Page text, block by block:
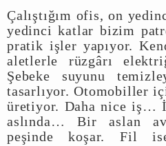
Çalıştığım ofis, on
yedinci katlar bizim
pratik işler yapıyor.
aletlerle rüzgârı
Şebeke suyunu
tasarlıyor. Otomobiller
üretiyor. Daha nice iş…
aslında… Bir aslan
peşinde koşar. Fil